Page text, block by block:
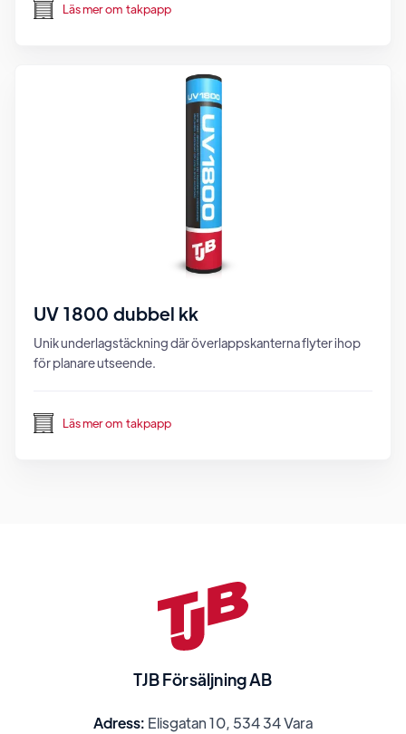
Läs mer om takpapp
UV 1800 dubbel kk
Unik underlagstäckning där överlappskanterna flyter ihop
för planare utseende.
Läs mer om takpapp
TJB Försäljning AB
Adress: Elisgatan 10, 534 34 Vara